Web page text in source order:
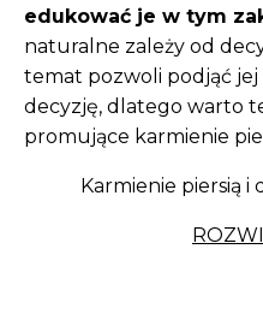
edukować je w tym
naturalne zależy od
temat pozwoli podjąć jej
decyzję, dlatego warto
promujące karmienie
Karmienie piersią i